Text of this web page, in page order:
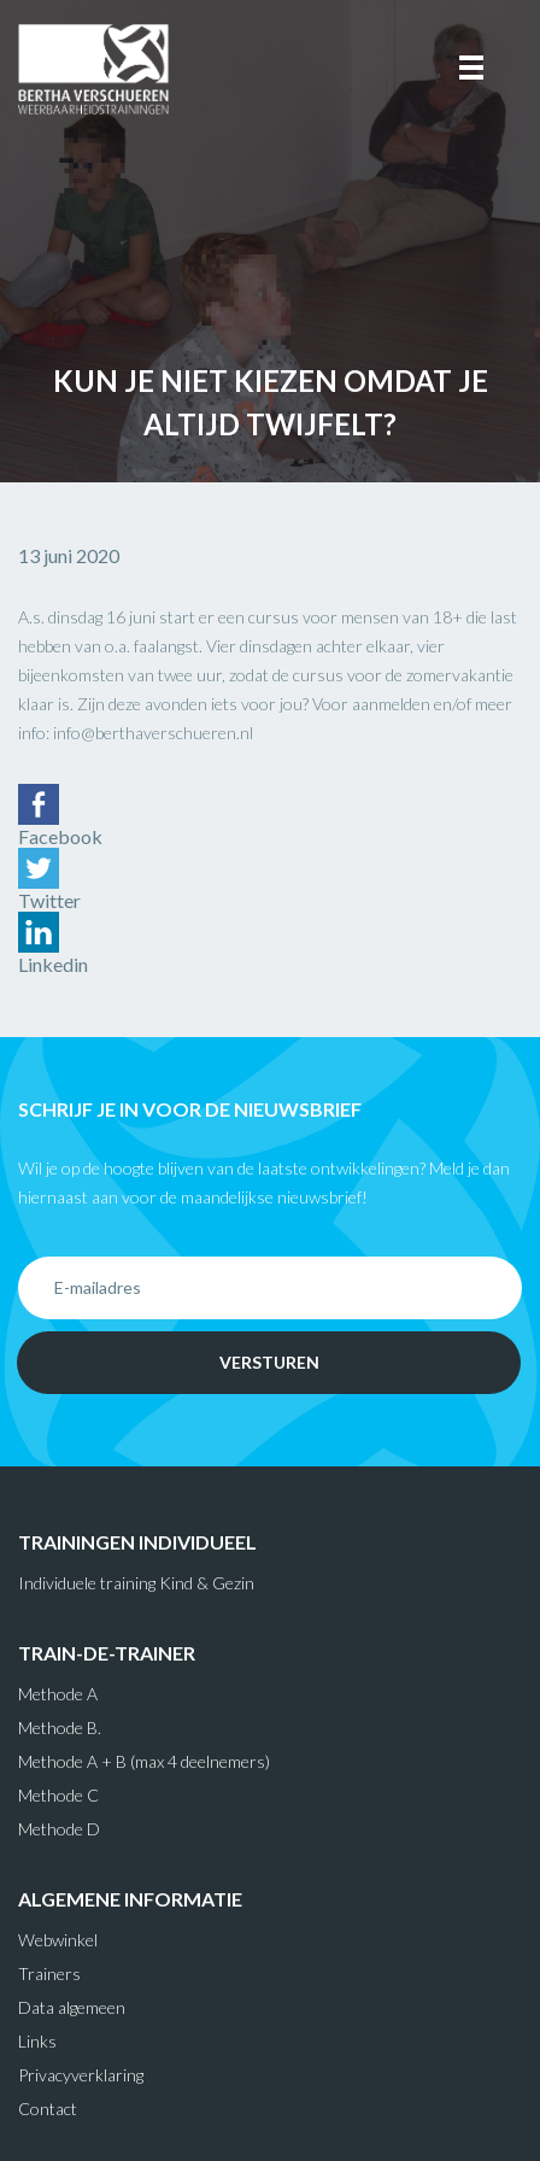
KUN JE NIET KIEZEN OMDAT JE
ALTIJD TWIJFELT?
13 juni 2020
A.s. dinsdag 16 juni start er een cursus voor mensen van 18+ die last
hebben van o.a. faalangst. Vier dinsdagen achter elkaar, vier
bijeenkomsten van twee uur, zodat de cursus voor de zomervakantie
klaar is. Zijn deze avonden iets voor jou? Voor aanmelden en/of meer
info: info@berthaverschueren.nl
Facebook
Twitter
Linkedin
SCHRIJF JE IN VOOR DE NIEUWSBRIEF
Wil je op de hoogte blijven van de laatste ontwikkelingen? Meld je dan
hiernaast aan voor de maandelijkse nieuwsbrief!
TRAININGEN INDIVIDUEEL
Individuele training Kind & Gezin
TRAIN-DE-TRAINER
Methode A
Methode B.
Methode A + B (max 4 deelnemers)
Methode C
Methode D
ALGEMENE INFORMATIE
Webwinkel
Trainers
Data algemeen
Links
Privacyverklaring
Contact